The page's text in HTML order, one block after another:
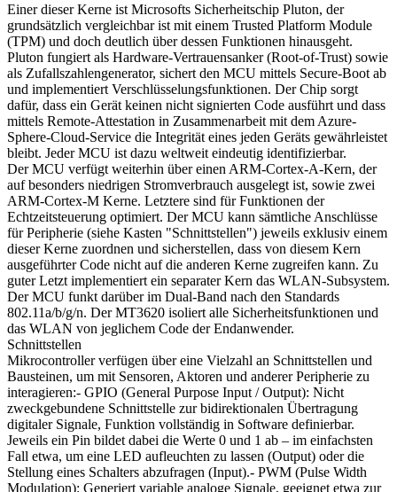
Einer dieser Kerne ist Microsofts Sicherheitschip Pluton, der
grundsätzlich vergleichbar ist mit einem Trusted Platform Module
(TPM) und doch deutlich über dessen Funktionen hinausgeht.
Pluton fungiert als Hardware-Vertrauensanker (Root-of-Trust) sowie
als Zufallszahlengenerator, sichert den MCU mittels Secure-Boot ab
und implementiert Verschlüsselungsfunktionen. Der Chip sorgt
dafür, dass ein Gerät keinen nicht signierten Code ausführt und dass
mittels Remote-Attestation in Zusammenarbeit mit dem Azure-
Sphere-Cloud-Service die Integrität eines jeden Geräts gewährleistet
bleibt. Jeder MCU ist dazu weltweit eindeutig identifizierbar.
Der MCU verfügt weiterhin über einen ARM-Cortex-A-Kern, der
auf besonders niedrigen Stromverbrauch ausgelegt ist, sowie zwei
ARM-Cortex-M Kerne. Letztere sind für Funktionen der
Echtzeitsteuerung optimiert. Der MCU kann sämtliche Anschlüsse
für Peripherie (siehe Kasten "Schnittstellen") jeweils exklusiv einem
dieser Kerne zuordnen und sicherstellen, dass von diesem Kern
ausgeführter Code nicht auf die anderen Kerne zugreifen kann. Zu
guter Letzt implementiert ein separater Kern das WLAN-Subsystem.
Der MCU funkt darüber im Dual-Band nach den Standards
802.11a/b/g/n. Der MT3620 isoliert alle Sicherheitsfunktionen und
das WLAN von jeglichem Code der Endanwender.
Schnittstellen
Mikrocontroller verfügen über eine Vielzahl an Schnittstellen und
Bausteinen, um mit Sensoren, Aktoren und anderer Peripherie zu
interagieren:- GPIO (General Purpose Input / Output): Nicht
zweckgebundene Schnittstelle zur bidirektionalen Übertragung
digitaler Signale, Funktion vollständig in Software definierbar.
Jeweils ein Pin bildet dabei die Werte 0 und 1 ab – im einfachsten
Fall etwa, um eine LED aufleuchten zu lassen (Output) oder die
Stellung eines Schalters abzufragen (Input).- PWM (Pulse Width
Modulation): Generiert variable analoge Signale, geeignet etwa zur